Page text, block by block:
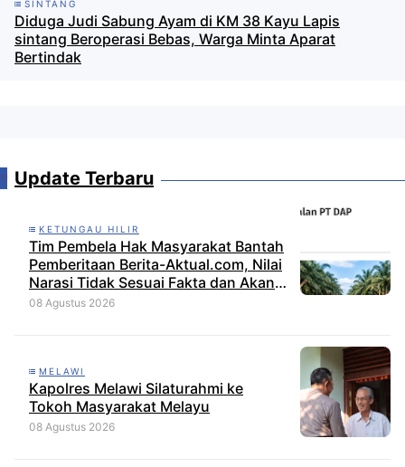
SINTANG
Diduga Judi Sabung Ayam di KM 38 Kayu Lapis
sintang Beroperasi Bebas, Warga Minta Aparat
Bertindak
Update Terbaru
KETUNGAU HILIR
Tim Pembela Hak Masyarakat Bantah
Pemberitaan Berita-Aktual.com, Nilai
Narasi Tidak Sesuai Fakta dan Akan
Tempuh Jalur Dewan Pers
08 Agustus 2026
MELAWI
Kapolres Melawi Silaturahmi ke
Tokoh Masyarakat Melayu
08 Agustus 2026